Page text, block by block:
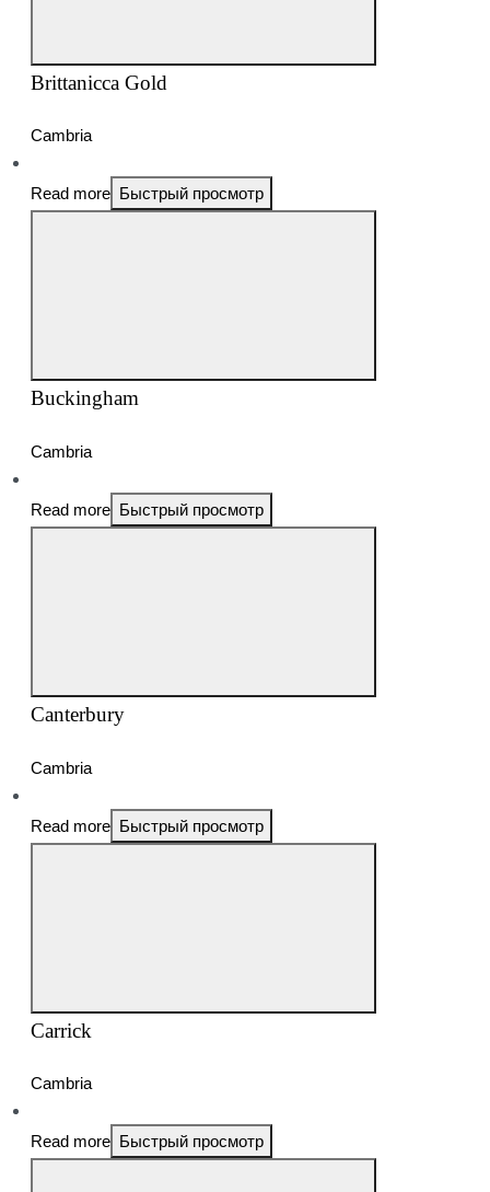
Brittanicca Gold
Cambria
Read more Быстрый просмотр
Buckingham
Cambria
Read more Быстрый просмотр
Canterbury
Cambria
Read more Быстрый просмотр
Carrick
Cambria
Read more Быстрый просмотр